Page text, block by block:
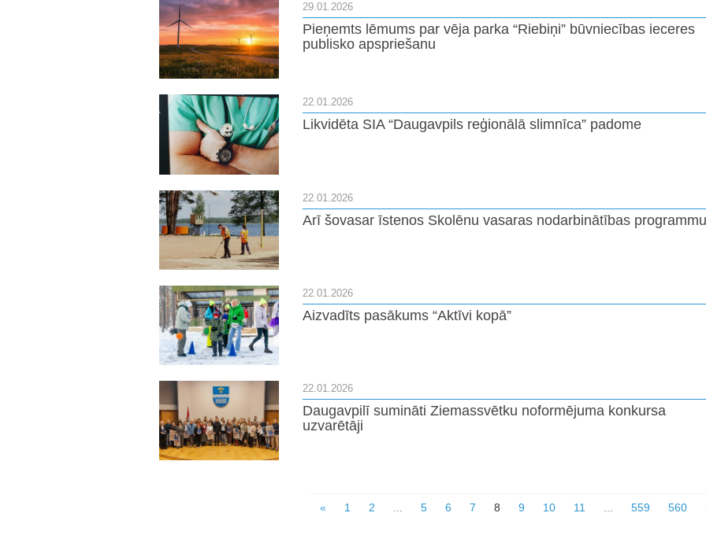
29.01.2026
Pieņemts lēmums par vēja parka “Riebiņi” būvniecības ieceres
publisko apspriešanu
22.01.2026
Likvidēta SIA “Daugavpils reģionālā slimnīca” padome
22.01.2026
Arī šovasar īstenos Skolēnu vasaras nodarbinātības programmu
22.01.2026
Aizvadīts pasākums “Aktīvi kopā”
22.01.2026
Daugavpilī sumināti Ziemassvētku noformējuma konkursa
uzvarētāji
« 1 2 5 6 7 8 9 10 11 559 560